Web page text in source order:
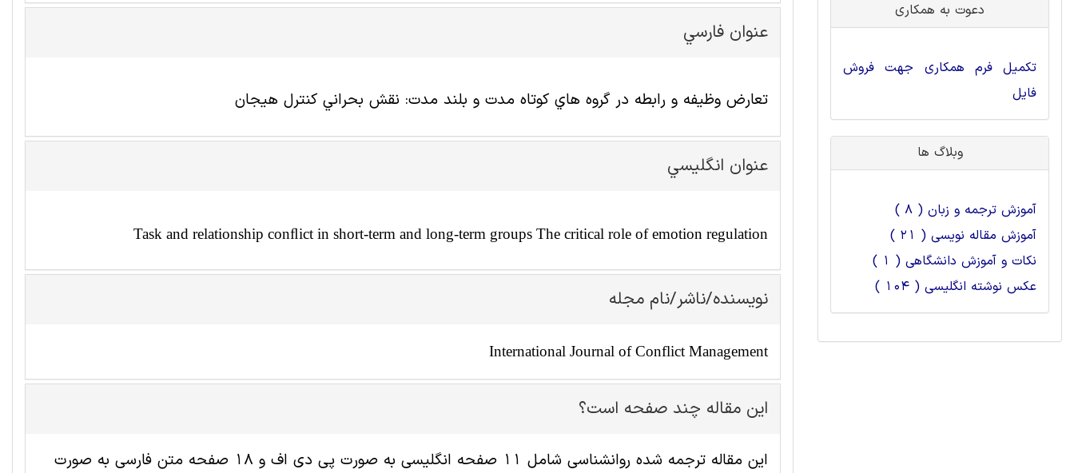
عنوان فارسي
تعارض وظيفه و رابطه در گروه هاي كوتاه مدت و بلند مدت: نقش بحراني كنترل هيجان
عنوان انگليسي
Task and relationship conﬂict in short-term and long-term groups The critical role of emotion regulation
نویسنده/ناشر/نام مجله
International Journal of Conflict Management
این مقاله چند صفحه است؟
این مقاله ترجمه شده روانشناسی شامل 11 صفحه انگلیسی به صورت پی دی اف و 18 صفحه متن فارسی به صورت
دعوت به همکاری
تکمیل فرم همکاری جهت فروش
فایل
وبلاگ ها
آموزش ترجمه و زبان ( 8 )
آموزش مقاله نویسی ( 21 )
نکات و آموزش دانشگاهی ( 1 )
عکس نوشته انگلیسی ( 104 )